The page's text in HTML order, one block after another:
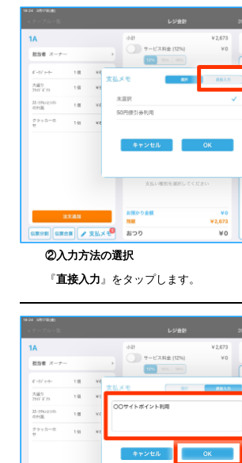
②入力方法の選択
『直接入力 』をタップします。